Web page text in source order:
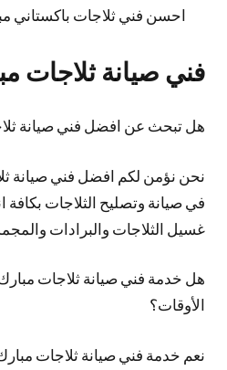
احسن فني ثلاجات باكستاني
فني صيانة ثلاجات
هل تبحث عن افضل فني صيانة
نحن نؤمن لكم افضل فني صيانة
في صيانة وتصليح الثلاجات
غسيل الثلاجات والبرادات
هل خدمة فني صيانة ثلاجات
الأوقات؟
نعم خدمة فني صيانة ثلاجات